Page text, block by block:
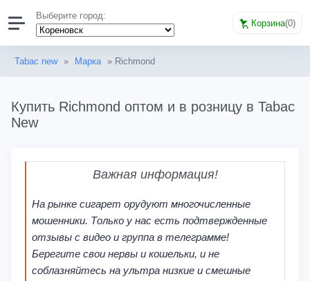
Выберите город:
Корзина(0)
Tabac new » Марка » Richmond
Купить Richmond оптом и в розницу в Tabac
New
Важная информация!
На рынке сигарет орудуют многочисленные
мошенники. Только у нас есть подтвержденные
отзывы с видео и группа в телеграмме!
Берегите свои нервы и кошельки, и не
соблазняйтесь на ультра низкие и смешные